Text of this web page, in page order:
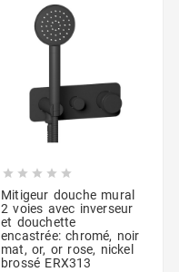
    
Mitigeur douche mural
2 voies avec inverseur
et douchette
encastrée: chromé, noir
mat, or, or rose, nickel
brossé ERX313